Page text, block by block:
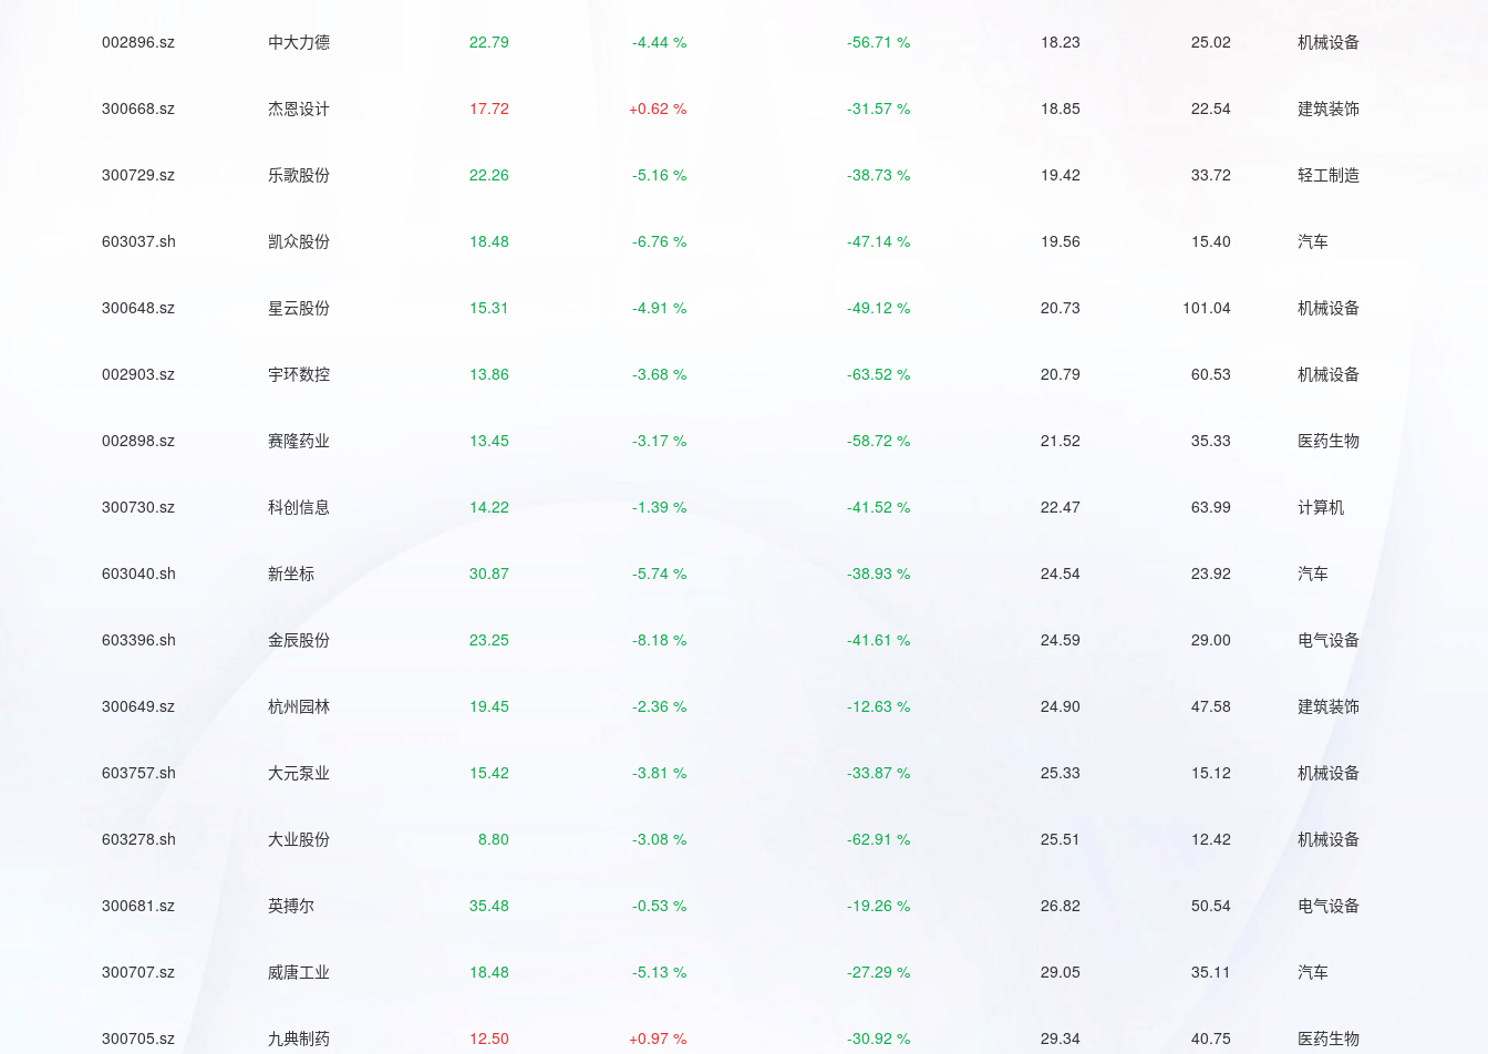
002896.sz 中大力德 22.79 -4.44 % -56.71 % 18.23 25.02 机械设备
300668.sz 杰恩设计 17.72 +0.62 % -31.57 % 18.85 22.54 建筑装饰
300729.sz 乐歌股份 22.26 -5.16 % -38.73 % 19.42 33.72 轻工制造
603037.sh 凯众股份 18.48 -6.76 % -47.14 % 19.56 15.40 汽车
300648.sz 星云股份 15.31 -4.91 % -49.12 % 20.73 101.04 机械设备
002903.sz 宇环数控 13.86 -3.68 % -63.52 % 20.79 60.53 机械设备
002898.sz 赛隆药业 13.45 -3.17 % -58.72 % 21.52 35.33 医药生物
300730.sz 科创信息 14.22 -1.39 % -41.52 % 22.47 63.99 计算机
603040.sh 新坐标 30.87 -5.74 % -38.93 % 24.54 23.92 汽车
603396.sh 金辰股份 23.25 -8.18 % -41.61 % 24.59 29.00 电气设备
300649.sz 杭州园林 19.45 -2.36 % -12.63 % 24.90 47.58 建筑装饰
603757.sh 大元泵业 15.42 -3.81 % -33.87 % 25.33 15.12 机械设备
603278.sh 大业股份 8.80 -3.08 % -62.91 % 25.51 12.42 机械设备
300681.sz 英搏尔 35.48 -0.53 % -19.26 % 26.82 50.54 电气设备
300707.sz 威唐工业 18.48 -5.13 % -27.29 % 29.05 35.11 汽车
300705.sz 九典制药 12.50 +0.97 % -30.92 % 29.34 40.75 医药生物